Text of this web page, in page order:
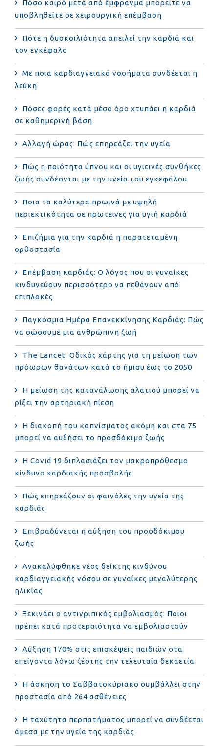
Πόσο καιρό μετά από έμφραγμα μπορείτε να
υποβληθείτε σε χειρουργική επέμβαση
Πότε η δυσκοιλιότητα απειλεί την καρδιά και
τον εγκέφαλο
Με ποια καρδιαγγειακά νοσήματα συνδέεται η
λεύκη
Πόσες φορές κατά μέσο όρο χτυπάει η καρδιά
σε καθημερινή βάση
Αλλαγή ώρας: Πώς επηρεάζει την υγεία
Πώς η ποιότητα ύπνου και οι υγιεινές συνθήκες
ζωής συνδέονται με την υγεία του εγκεφάλου
Ποια τα καλύτερα πρωινά με υψηλή
περιεκτικότητα σε πρωτεΐνες για υγιή καρδιά
Επιζήμια για την καρδιά η παρατεταμένη
ορθοστασία
Επέμβαση καρδιάς: Ο λόγος που οι γυναίκες
κινδυνεύουν περισσότερο να πεθάνουν από
επιπλοκές
Παγκόσμια Ημέρα Επανεκκίνησης Καρδιάς: Πώς
να σώσουμε μια ανθρώπινη ζωή
The Lancet: Οδικός χάρτης για τη μείωση των
πρόωρων θανάτων κατά το ήμισυ έως το 2050
Η μείωση της κατανάλωσης αλατιού μπορεί να
ρίξει την αρτηριακή πίεση
Η διακοπή του καπνίσματος ακόμη και στα 75
μπορεί να αυξήσει το προσδόκιμο ζωής
Η Covid 19 διπλασιάζει τον μακροπρόθεσμο
κίνδυνο καρδιακής προσβολής
Πώς επηρεάζουν οι φαινόλες την υγεία της
καρδιάς
Επιβραδύνεται η αύξηση του προσδόκιμου
ζωής
Ανακαλύφθηκε νέος δείκτης κινδύνου
καρδιαγγειακής νόσου σε γυναίκες μεγαλύτερης
ηλικίας
Ξεκινάει ο αντιγριπικός εμβολιασμός: Ποιοι
πρέπει κατά προτεραιότητα να εμβολιαστούν
Αύξηση 170% στις επισκέψεις παιδιών στα
επείγοντα λόγω ζέστης την τελευταία δεκαετία
Η άσκηση το Σαββατοκύριακο συμβάλλει στην
προστασία από 264 ασθένειες
Η ταχύτητα περπατήματος μπορεί να συνδέεται
άμεσα με την υγεία της καρδιάς